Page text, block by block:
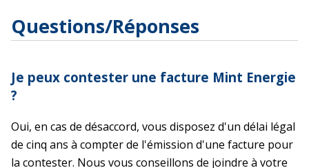
Questions/Réponses
Je peux contester une facture Mint Energie
?
Oui, en cas de désaccord, vous disposez d'un délai légal
de cinq ans à compter de l'émission d'une facture pour
la contester. Nous vous conseillons de joindre à votre